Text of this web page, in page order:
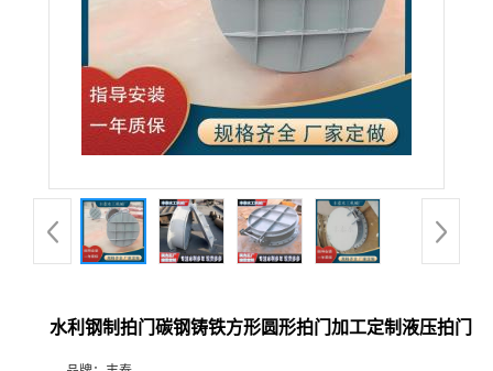
水利钢制拍门碳钢铸铁方形圆形拍门加工定制液压拍门